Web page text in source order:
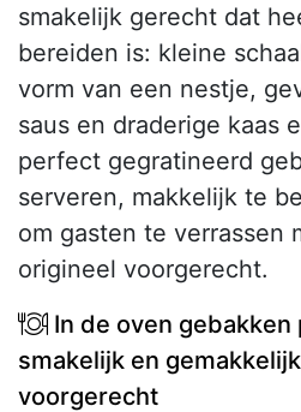
smakelijk gerecht dat
bereiden is: kleine
vorm van een nestje,
saus en draderige kaas
perfect gegratineerd
serveren, makkelijk te
om gasten te verrassen
origineel voorgerecht.
In de oven
smakelijk en
voorgerecht